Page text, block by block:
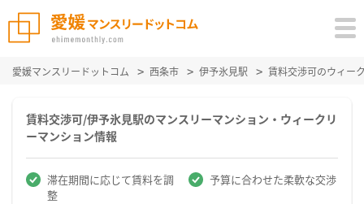
愛媛マンスリードットコム 西条市 伊予氷見駅 賃料交渉可のウィー
賃料交渉可/伊予氷見駅のマンスリーマンション・ウィークリ
ーマンション情報
滞在期間に応じて賃料を調
整
予算に合わせた柔軟な交渉